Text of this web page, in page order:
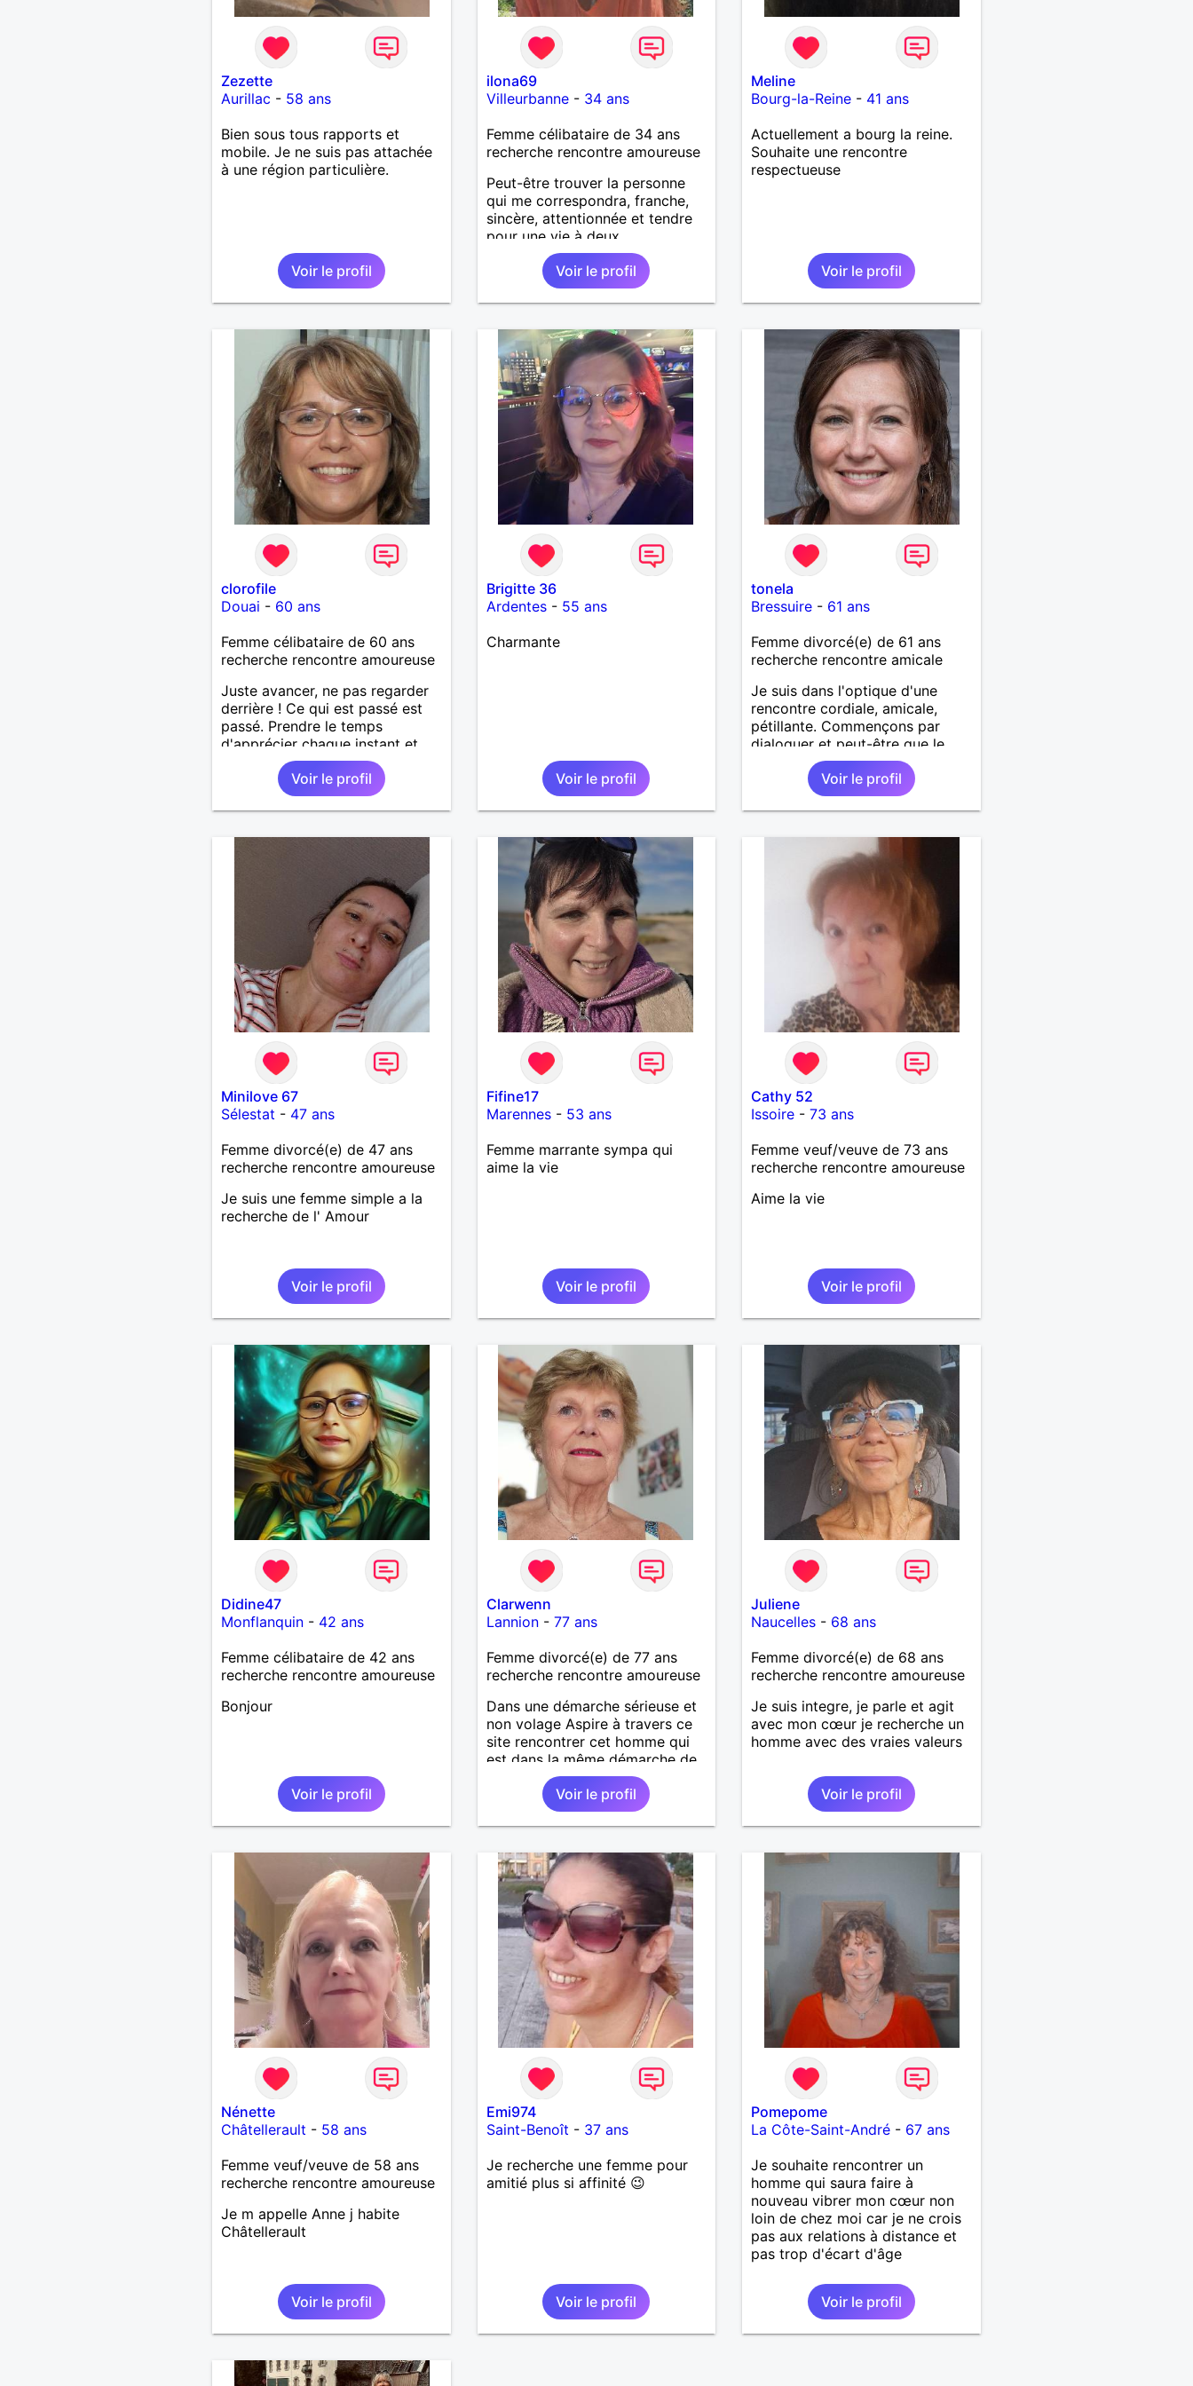
Zezette
Aurillac - 58 ans
Bien sous tous rapports et
mobile. Je ne suis pas attachée
à une région particulière.
Voir le profil
ilona69
Villeurbanne- 34 ans
Femme célibataire de 34 ans
recherche rencontre amoureuse
Peut-être trouver la personne
qui me correspondra, franche,
sincère, attentionnée et tendre
pour une vie à deux.
Voir le profil
Meline
Bourg-la-Reine - 41 ans
Actuellement a bourg la reine.
Souhaite une rencontre
respectueuse
Voir le profil
clorofile
Douai - 60 ans
Femme célibataire de 60 ans
recherche rencontre amoureuse
Juste avancer, ne pas regarder
derrière ! Ce qui est passé est
passé. Prendre le temps
d'apprécier chaque instant et
surtout apprécier les gens qui
nous entourent !Voir le profil
Brigitte 36
Ardentes- 55 ans
Charmante
Voir le profil
tonela
Bressuire - 61 ans
Femme divorcé(e) de 61 ans
recherche rencontre amicale
Je suis dans l'optique d'une
rencontre cordiale, amicale,
pétillante. Commençons par
dialoguer et peut-être que le
destin se chargera du reste.
Voir le profil
Minilove 67
Sélestat - 47 ans
Femme divorcé(e) de 47 ans
recherche rencontre amoureuse
Je suis une femme simple a la
recherche de l' Amour
Voir le profil
Fifine17
Marennes- 53 ans
Femme marrante sympa qui
aime la vie
Voir le profil
Cathy 52
Issoire -73 ans
Femme veuf/veuve de 73 ans
recherche rencontre amoureuse
Aime la vie
Voir le profil
Didine47
Monflanquin- 42 ans
Femme célibataire de 42 ans
recherche rencontre amoureuse
Bonjour
Voir le profil
Clarwenn
Lannion- 77 ans
Femme divorcé(e) de 77 ans
recherche rencontre amoureuse
Dans une démarche sérieuse et
non volage Aspire à travers ce
site rencontrer cet homme qui
est dans la même démarche de
sincérité et ce vouloir continuer
son chemin à deux. Dans le plus
grand respect, affection. Pour
une petite présentation D'un
blagueur affectueux fidèle.
Préférant échanger avec la
personne qui est dans la même
démarche Pour aboutir
éventuellement à une rencontre
en toute courtoisie. Il n'y a que
cette dernière de vraie. Je vous
dis peut-être à bientôt
Cordialement Pour aventures
ramasseurs de monnaie, je ne
suis pas des vôtres
Voir le profil
Juliene
Naucelles - 68 ans
Femme divorcé(e) de 68 ans
recherche rencontre amoureuse
Je suis integre, je parle et agit
avec mon cœur je recherche un
homme avec des vraies valeurs
Voir le profil
Nénette
Châtellerault - 58 ans
Femme veuf/veuve de 58 ans
recherche rencontre amoureuse
Je m appelle Anne j habite
Châtellerault
Voir le profil
Emi974
Saint-Benoît - 37 ans
Je recherche une femme pour
amitié plus si affinité 😉
Voir le profil
Pomepome
La Côte-Saint-André - 67 ans
Je souhaite rencontrer un
homme qui saura faire à
nouveau vibrer mon cœur non
loin de chez moi car je ne crois
pas aux relations à distance et
pas trop d'écart d'âge
Voir le profil